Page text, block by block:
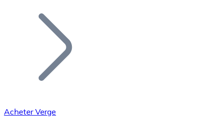
Ajoutez le token de votre projet à notre service
Acheter Verge